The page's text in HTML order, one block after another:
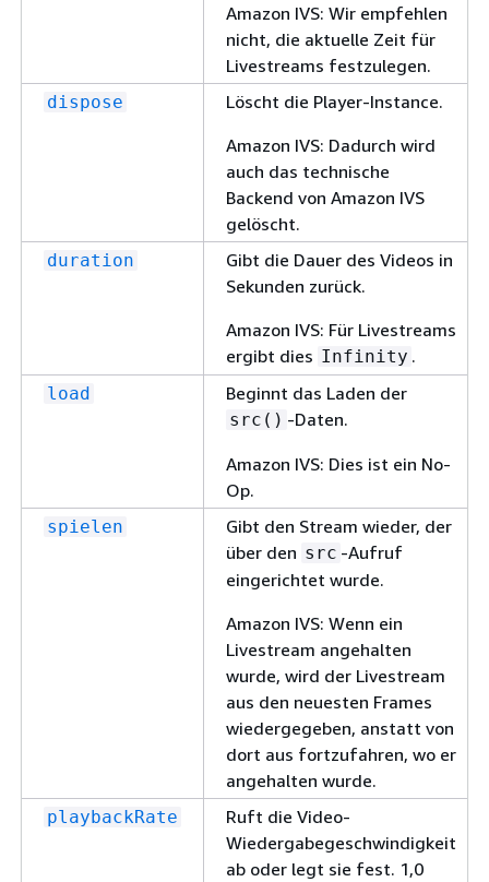
Amazon IVS: Wir empfehlen
nicht, die aktuelle Zeit für
Livestreams festzulegen.
dispose
Löscht die Player-Instance.
Amazon IVS: Dadurch wird
auch das technische
Backend von Amazon IVS
gelöscht.
duration
Gibt die Dauer des Videos in
Sekunden zurück.
Amazon IVS: Für Livestreams
ergibt dies Infinity .
load Beginnt das Laden der
src() -Daten.
Amazon IVS: Dies ist ein No-
Op.
spielen
Gibt den Stream wieder, der
über den src -Aufruf
eingerichtet wurde.
Amazon IVS: Wenn ein
Livestream angehalten
wurde, wird der Livestream
aus den neuesten Frames
wiedergegeben, anstatt von
dort aus fortzufahren, wo er
angehalten wurde.
playbackRate
Ruft die Video-
Wiedergabegeschwindigkeit
ab oder legt sie fest. 1,0